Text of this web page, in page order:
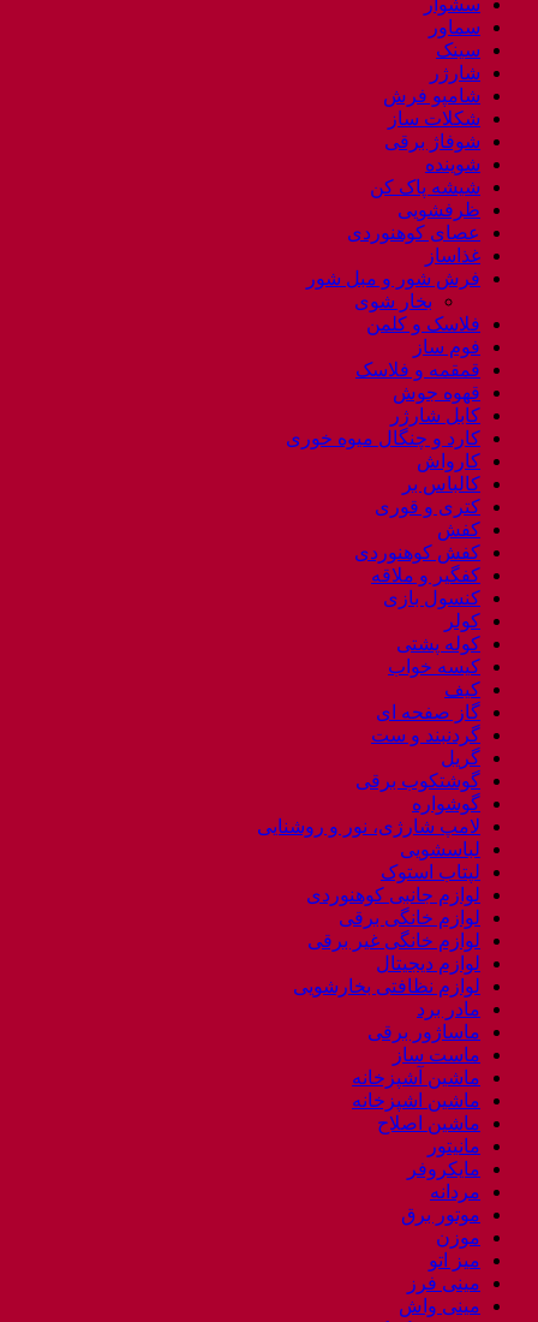
سماور
سینک
شارژر
شامپو فرش
شکلات ساز
شوفاژ برقی
شوینده
شیشه پاک کن
ظرفشویی
عصای کوهنوردی
غذاساز
فرش شور و مبل شور
بخار شوی
فلاسک و کلمن
فوم ساز
قمقمه و فلاسک
قهوه جوش
کابل شارژر
کارد و چنگال میوه خوری
کارواش
کالباس بر
کتری و قوری
کفش
کفش کوهنوردی
کفگیر و ملاقه
کنسول بازی
کولر
کوله پشتی
کیسه خواب
کیف
گاز صفحه ای
گردنبند و ست
گریل
گوشتکوب برقی
گوشواره
لامپ شارژی، نور و روشنایی
لباسشویی
لپتاب استوک
لوازم جانبی کوهنوردی
لوازم خانگی برقی
لوازم خانگی غیر برقی
لوازم دیجیتال
لوازم نظافتی بخارشویی
مادر برد
ماساژور برقی
ماست ساز
ماشین آشپزخانه
ماشین اشپزخانه
ماشین اصلاح
مانیتور
مایکروفر
مردانه
موتور برق
موزن
میز اتو
مینی فرز
مینی واش